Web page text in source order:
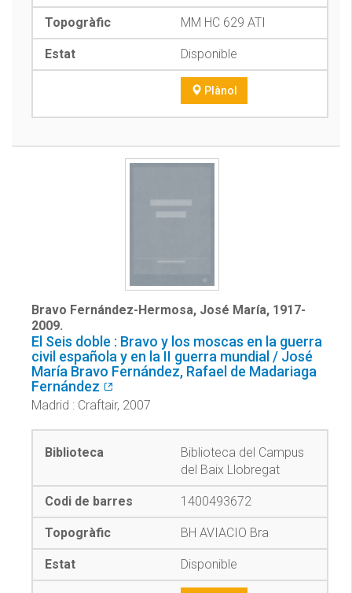
MM HC 629 ATI
Disponible
Plànol
Bravo Fernández-Hermosa, José María, 1917-
2009.
El Seis doble : Bravo y los moscas en la guerra
civil española y en la II guerra mundial / José
María Bravo Fernández, Rafael de Madariaga
Fernández
Madrid : Craftair, 2007
Biblioteca del Campus
del Baix Llobregat
1400493672
BH AVIACIO Bra
Disponible